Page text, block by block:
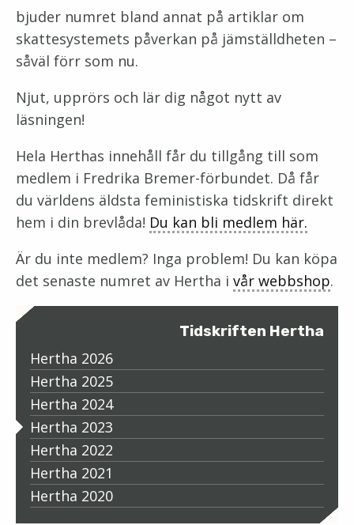
bjuder numret bland annat på artiklar om
skattesystemets påverkan på jämställdheten –
såväl förr som nu.
Njut, upprörs och lär dig något nytt av
läsningen!
Hela Herthas innehåll får du tillgång till som
medlem i Fredrika Bremer-förbundet. Då får
du världens äldsta feministiska tidskrift direkt
hem i din brevlåda! Du kan bli medlem här.
Är du inte medlem? Inga problem! Du kan köpa
det senaste numret av Hertha i vår webbshop.
Tidskriften Hertha
Hertha 2026
Hertha 2025
Hertha 2024
Hertha 2023
Hertha 2022
Hertha 2021
Hertha 2020